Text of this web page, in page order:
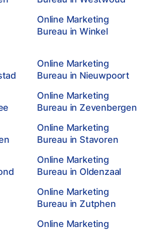
Online Marketing
Bureau in Winkel
Online Marketing
Bureau in Nieuwpoort
Online Marketing
Bureau in Zevenbergen
Online Marketing
Bureau in Stavoren
Online Marketing
Bureau in Oldenzaal
Online Marketing
Bureau in Zutphen
Online Marketing